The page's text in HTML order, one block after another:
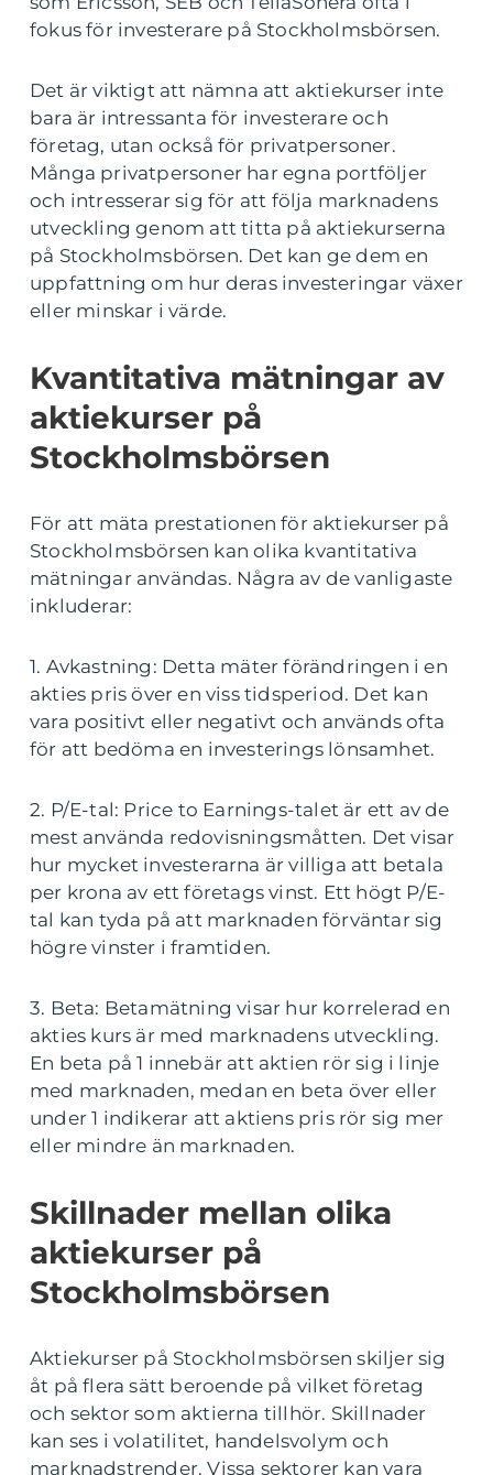
fokus för investerare på Stockholmsbörsen.
Det är viktigt att nämna att aktiekurser inte
bara är intressanta för investerare och
företag, utan också för privatpersoner.
Många privatpersoner har egna portföljer
och intresserar sig för att följa marknadens
utveckling genom att titta på aktiekurserna
på Stockholmsbörsen. Det kan ge dem en
uppfattning om hur deras investeringar växer
eller minskar i värde.
Kvantitativa mätningar av
aktiekurser på
Stockholmsbörsen
För att mäta prestationen för aktiekurser på
Stockholmsbörsen kan olika kvantitativa
mätningar användas. Några av de vanligaste
inkluderar:
1. Avkastning: Detta mäter förändringen i en
akties pris över en viss tidsperiod. Det kan
vara positivt eller negativt och används ofta
för att bedöma en investerings lönsamhet.
2. P/E-tal: Price to Earnings-talet är ett av de
mest använda redovisningsmåtten. Det visar
hur mycket investerarna är villiga att betala
per krona av ett företags vinst. Ett högt P/E-
tal kan tyda på att marknaden förväntar sig
högre vinster i framtiden.
3. Beta: Betamätning visar hur korrelerad en
akties kurs är med marknadens utveckling.
En beta på 1 innebär att aktien rör sig i linje
med marknaden, medan en beta över eller
under 1 indikerar att aktiens pris rör sig mer
eller mindre än marknaden.
Skillnader mellan olika
aktiekurser på
Stockholmsbörsen
Aktiekurser på Stockholmsbörsen skiljer sig
åt på flera sätt beroende på vilket företag
och sektor som aktierna tillhör. Skillnader
kan ses i volatilitet, handelsvolym och
marknadstrender. Vissa sektorer kan vara